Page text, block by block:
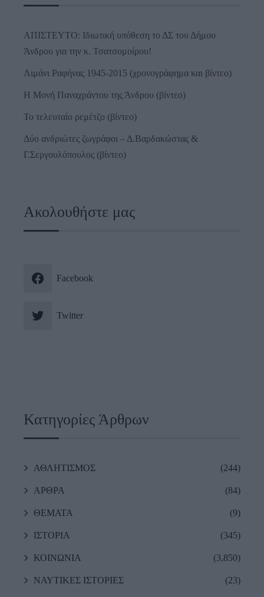
ΑΠΙΣΤΕΥΤΟ: Ιδιωτική υπόθεση το ΔΣ του Δήμου
Άνδρου για την κ. Τσατσομοίρου!
Λιμάνι Ραφήνας 1945-2015 (χρονογράφημα και βίντεο)
Η Μονή Παναχράντου της Άνδρου (βίντεο)
Το τελευταίο ρεμέτζο (βίντεο)
Δύο ανδριώτες ζωγράφοι – Δ.Βαρδακώστας &
Γ.Σεργουλόπουλος (βίντεο)
Ακολουθήστε μας
Facebook
Twitter
Κατηγορίες Άρθρων
ΑΘΛΗΤΙΣΜΟΣ (244)
ΑΡΘΡΑ (84)
ΘΕΜΑΤΑ (9)
ΙΣΤΟΡΙΑ (345)
ΚΟΙΝΩΝΙΑ (3,850)
ΝΑΥΤΙΚΕΣ ΙΣΤΟΡΙΕΣ (23)